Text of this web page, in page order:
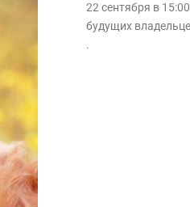
22 сентября в
будущих
.